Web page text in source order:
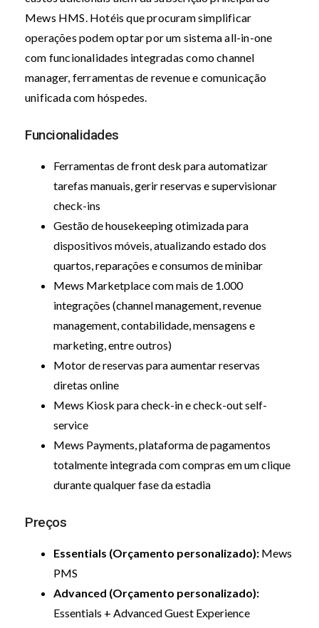
Mews HMS. Hotéis que procuram simplificar
operações podem optar por um sistema all-in-one
com funcionalidades integradas como channel
manager, ferramentas de revenue e comunicação
unificada com hóspedes.
Funcionalidades
Ferramentas de front desk para automatizar
tarefas manuais, gerir reservas e supervisionar
check-ins
Gestão de housekeeping otimizada para
dispositivos móveis, atualizando estado dos
quartos, reparações e consumos de minibar
Mews Marketplace com mais de 1.000
integrações (channel management, revenue
management, contabilidade, mensagens e
marketing, entre outros)
Motor de reservas para aumentar reservas
diretas online
Mews Kiosk para check-in e check-out self-
service
Mews Payments, plataforma de pagamentos
totalmente integrada com compras em um clique
durante qualquer fase da estadia
Preços
Essentials (Orçamento personalizado): Mews
PMS
Advanced (Orçamento personalizado):
Essentials + Advanced Guest Experience